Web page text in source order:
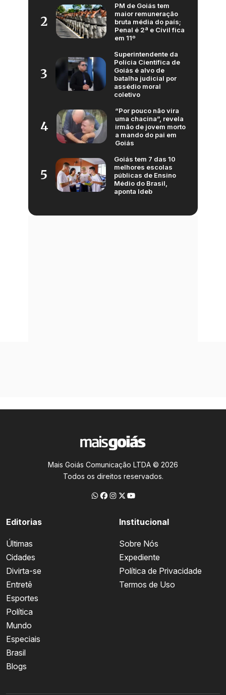
2
PM de Goiás tem
maior remuneração
bruta média do país;
Penal é 2ª e Civil fica
em 11º
3
Superintendente da
Polícia Científica de
Goiás é alvo de
batalha judicial por
assédio moral
coletivo
4
“Por pouco não vira
uma chacina”, revela
irmão de jovem morto
a mando do pai em
Goiás
5
Goiás tem 7 das 10
melhores escolas
públicas de Ensino
Médio do Brasil,
aponta Ideb
Mais Goiás Comunicação LTDA © 2026
Todos os direitos reservados.
Editorias
Últimas
Cidades
Divirta-se
Entretê
Esportes
Política
Mundo
Especiais
Brasil
Blogs
Institucional
Sobre Nós
Expediente
Política de Privacidade
Termos de Uso